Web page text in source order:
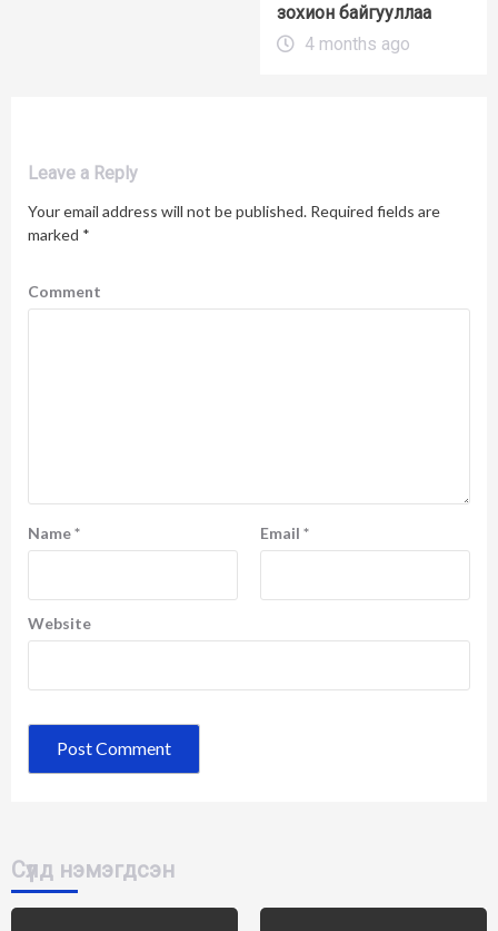
зохион байгууллаа
4 months ago
Leave a Reply
Your email address will not be published. Required fields are
marked *
Comment
Name* Email *
Website
Сүүлд нэмэгдсэн